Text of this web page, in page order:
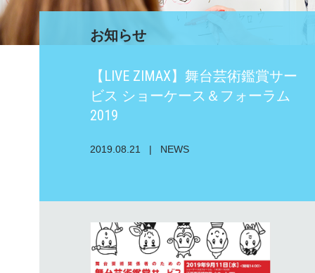
お知らせ
【LIVE ZIMAX】舞台芸術鑑賞サー
ビス ショーケース＆フォーラム
2019
2019.08.21 | NEWS